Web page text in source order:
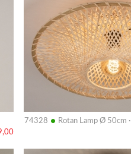
74328 • Rotan Lamp Ø 50cm ·